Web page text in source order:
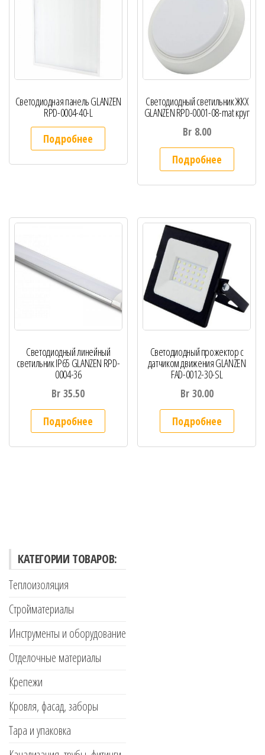
Светодиодная панель GLANZEN
RPD-0004-40-L
Подробнее
Cветодиодный светильник ЖКХ
GLANZEN RPD-0001-08-mat круг
Br 8.00
Подробнее
Светодиодный линейный
светильник IP65 GLANZEN RPD-
0004-36
Br 35.50
Подробнее
Светодиодный прожектор c
датчиком движения GLANZEN
FAD-0012-30-SL
Br 30.00
Подробнее
КАТЕГОРИИ ТОВАРОВ:
Теплоизоляция
Стройматериалы
Инструменты и оборудование
Отделочные материалы
Крепежи
Кровля, фасад, заборы
Тара и упаковка